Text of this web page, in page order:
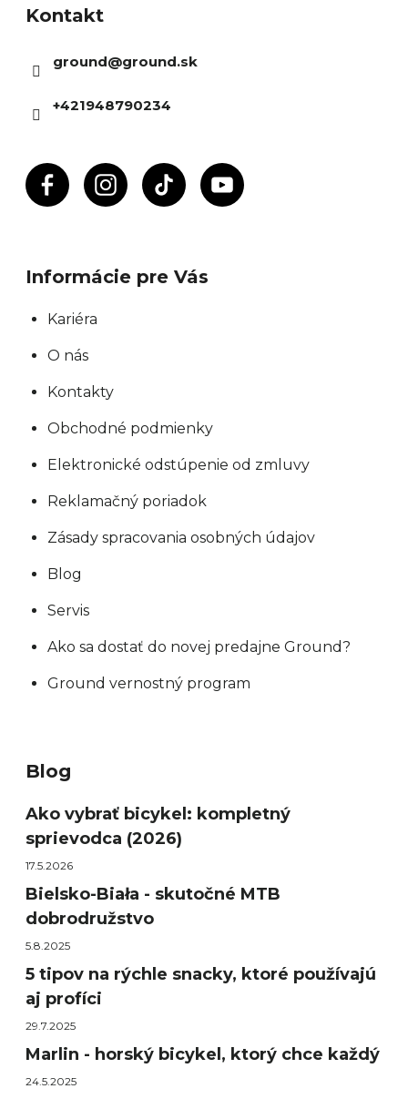
Kontakt
ground@ground.sk
+421948790234
Informácie pre Vás
Kariéra
O nás
Kontakty
Obchodné podmienky
Elektronické odstúpenie od zmluvy
Reklamačný poriadok
Zásady spracovania osobných údajov
Blog
Servis
Ako sa dostať do novej predajne Ground?
Ground vernostný program
Blog
Ako vybrať bicykel: kompletný
sprievodca (2026)
17.5.2026
Bielsko-Biała - skutočné MTB
dobrodružstvo
5.8.2025
5 tipov na rýchle snacky, ktoré používajú
aj profíci
29.7.2025
Marlin - horský bicykel, ktorý chce každý
24.5.2025